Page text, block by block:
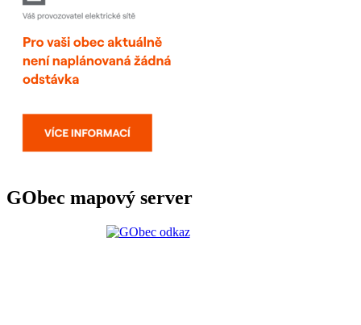
GObec mapový server